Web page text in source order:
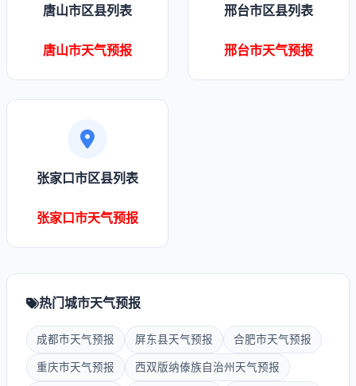
唐山市区县列表
唐山市天气预报
邢台市区县列表
邢台市天气预报
张家口市区县列表
张家口市天气预报
热门城市天气预报
成都市天气预报 屏东县天气预报 合肥市天气预报
重庆市天气预报 西双版纳傣族自治州天气预报